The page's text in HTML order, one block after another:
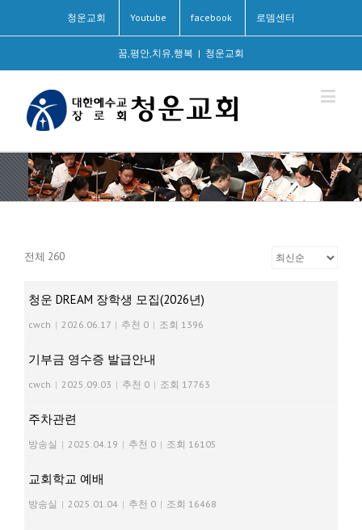
청운교회 Youtube facebook 로뎀센터
꿈,평안,치유,행복 | 청운교회
전체 260
청운 DREAM 장학생 모집(2026년)
cwch | 2026.06.17 | 추천 0 | 조회 1396
기부금 영수증 발급안내
cwch | 2025.09.03 | 추천 0 | 조회 17763
주차관련
방송실 | 2025.04.19 | 추천 0 | 조회 16105
교회학교 예배
방송실 | 2025.01.04 | 추천 0 | 조회 16468